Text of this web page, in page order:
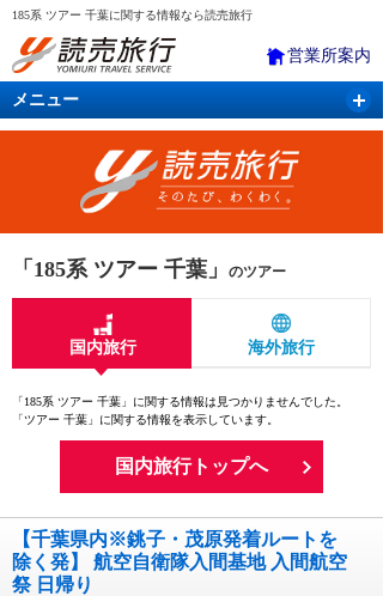
185系 ツアー 千葉に関する情報なら読売旅行
営業所案内
メニュー
国内旅行 バスツアー 海外旅行
「185系 ツアー 千葉」 のツアー
国内旅行 海外旅行
「185系 ツアー 千葉」に関する情報は見つかりませんでした。
「ツアー 千葉」に関する情報を表示しています。
国内旅行トップへ
【千葉県内※銚子・茂原発着ルートを
除く発】 航空自衛隊入間基地 入間航空
祭 日帰り